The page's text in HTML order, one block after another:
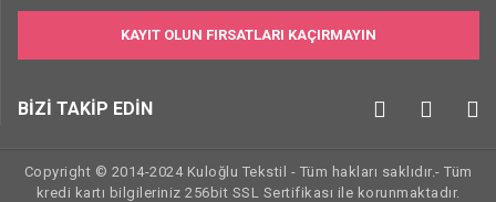
KAYIT OLUN FIRSATLARI KAÇIRMAYIN
BİZİ TAKİP EDİN
Copyright © 2014-2024 Kuloğlu Tekstil - Tüm hakları saklıdır.- Tüm
kredi kartı bilgileriniz 256bit SSL Sertifikası ile korunmaktadır.